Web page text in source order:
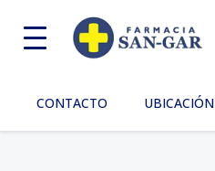
CONTACTO UBICACIÓN